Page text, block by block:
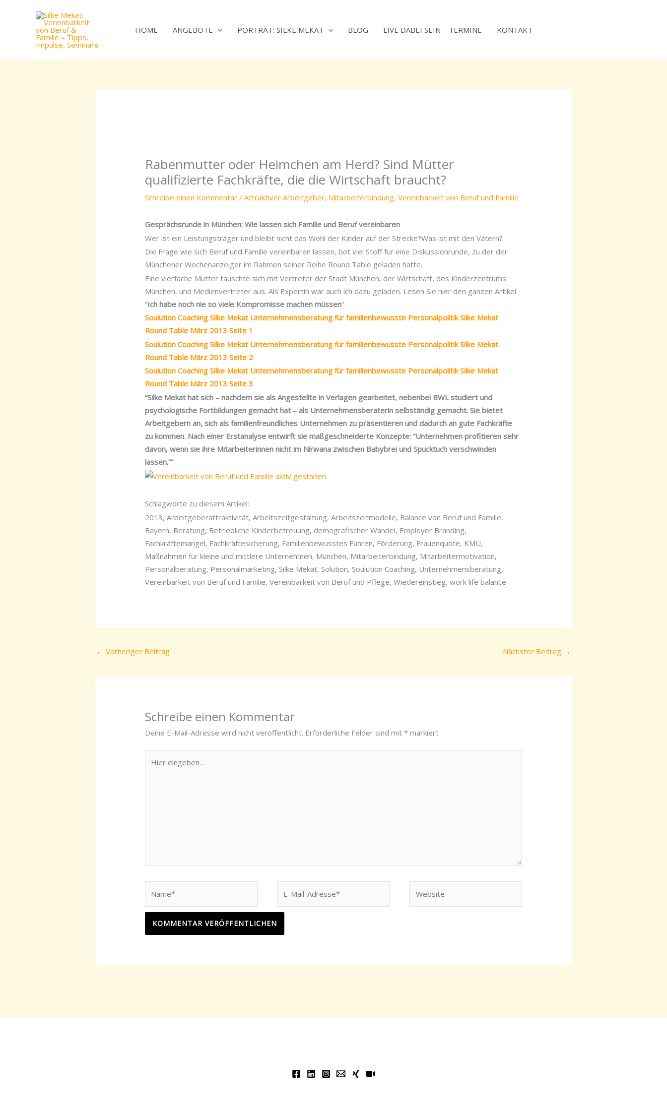
HOME ANGEBOTE PORTRÄT: SILKE MEKAT BLOG LIVE DABEI SEIN – TERMINE KONTAKT
Rabenmutter oder Heimchen am Herd? Sind Mütter
qualifizierte Fachkräfte, die die Wirtschaft braucht?
Schreibe einen Kommentar /Attraktiver Arbeitgeber, Mitarbeiterbindung,Vereinbarkeit von Beruf und Familie
Gesprächsrunde in München: Wie lassen sich Familie und Beruf vereinbaren
Wer ist ein Leistungsträger und bleibt nicht das Wohl der Kinder auf der Strecke?Was ist mit den Vätern?
Die Frage wie sich Beruf und Familie vereinbaren lassen, bot viel Stoff für eine Diskussionrunde, zu der der
Münchener Wochenanzeiger im Rahmen seiner Reihe Round Table geladen hatte.
Eine vierfache Mutter tauschte sich mit Vertreter der Stadt München, der Wirtschaft, des Kinderzentrums
München, und Medienvertreter aus. Als Expertin war auch ich dazu geladen. Lesen Sie hier den ganzen Artikel
“Ich habe noch nie so viele Kompromisse machen müssen“
Soulution Coaching Silke Mekat Unternehmensberatung für familienbewusste Personalpolitik Silke Mekat
Round Table März 2013 Seite 1
Soulution Coaching Silke Mekat Unternehmensberatung für familienbewusste Personalpolitik Silke Mekat
Round Table März 2013 Seite 2
Soulution Coaching Silke Mekat Unternehmensberatung für familienbewusste Personalpolitik Silke Mekat
Round Table März 2013 Seite 3
“Silke Mekat hat sich – nachdem sie als Angestellte in Verlagen gearbeitet, nebenbei BWL studiert und
psychologische Fortbildungen gemacht hat – als Unternehmensberaterin selbständig gemacht. Sie bietet
Arbeitgebern an, sich als familienfreundliches Unternehmen zu präsentieren und dadurch an gute Fachkräfte
zu kommen. Nach einer Erstanalyse entwirft sie maßgeschneiderte Konzepte: “Unternehmen profitieren sehr
davon, wenn sie ihre Mitarbeiterinnen nicht im Nirwana zwischen Babybrei und Spucktuch verschwinden
lassen.”“
Schlagworte zu diesem Artikel:
2013, Arbeitgeberattraktivität, Arbeitszeitgestaltung, Arbeitszeitmodelle, Balance von Beruf und Familie,
Bayern, Beratung, Betriebliche Kinderbetreuung, demografischer Wandel, Employer Branding,
Fachkräftemangel, Fachkräftesicherung, Familienbewusstes Führen, Förderung, Frauenquote, KMU,
Maßnahmen für kleine und mittlere Unternehmen, München, Mitarbeiterbindung, Mitarbeitermotivation,
Personalberatung, Personalmarketing, Silke Mekat, Solution, Soulution Coaching, Unternehmensberatung,
Vereinbarkeit von Beruf und Familie, Vereinbarkeit von Beruf und Pflege, Wiedereinstieg, work life balance
← Vorheriger Beitrag Nächster Beitrag →
Schreibe einen Kommentar
Deine E-Mail-Adresse wird nicht veröffentlicht. Erforderliche Felder sind mit* markiert
eingeben…
Adresse*
sich
reduzieren